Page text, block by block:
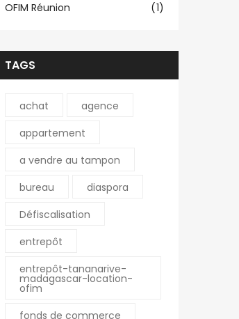
ERIC 11/11/2025
er immobilier à Saint-Pier
re de La Réunion
OFIM Réunion
(1)
TAGS
achat
agence
appartement
a vendre au tampon
bureau
diaspora
Défiscalisation
entrepôt
entrepôt-tananarive-
madagascar-location-
ofim
fonds de commerce